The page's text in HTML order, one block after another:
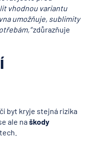
vhodnou variantu
umožňuje, sublimity
zdůrazňuje
byt kryje stejná rizika
ale na škody